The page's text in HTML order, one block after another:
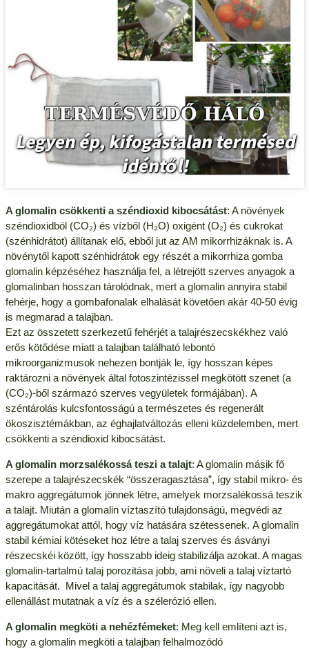
A glomalin csökkenti a széndioxid kibocsátást: A növények
széndioxidból (CO₂) és vízből (H₂O) oxigént (O₂) és cukrokat
(szénhidrátot) állítanak elő, ebből jut az AM mikorrhizáknak is. A
növénytől kapott szénhidrátok egy részét a mikorrhiza gomba
glomalin képzéséhez használja fel, a létrejött szerves anyagok a
glomalinban hosszan tárolódnak, mert a glomalin annyira stabil
fehérje, hogy a gombafonalak elhalását követően akár 40-50 évig
is megmarad a talajban.
Ezt az összetett szerkezetű fehérjét a talajrészecskékhez való
erős kötődése miatt a talajban található lebontó
mikroorganizmusok nehezen bontják le, így hosszan képes
raktározni a növények által fotoszintézissel megkötött szenet (a
(CO₂)-ből származó szerves vegyületek formájában). A
széntárolás kulcsfontosságú a természetes és regenerált
ökoszisztémákban, az éghajlatváltozás elleni küzdelemben, mert
csökkenti a széndioxid kibocsátást.
A glomalin morzsalékossá teszi a talajt: A glomalin másik fő
szerepe a talajrészecskék “összeragasztása”, így stabil mikro- és
makro aggregátumok jönnek létre, amelyek morzsalékossá teszik
a talajt. Miután a glomalin víztaszító tulajdonságú, megvédi az
aggregátumokat attól, hogy víz hatására szétessenek. A glomalin
stabil kémiai kötéseket hoz létre a talaj szerves és ásványi
részecskéi között, így hosszabb ideig stabilizálja azokat. A magas
glomalin-tartalmú talaj porozitása jobb, ami növeli a talaj víztartó
kapacitását. Mivel a talaj aggregátumok stabilak, így nagyobb
ellenállást mutatnak a víz és a szélerózió ellen.
A glomalin megköti a nehézfémeket: Meg kell említeni azt is,
hogy a glomalin megköti a talajban felhalmozódó